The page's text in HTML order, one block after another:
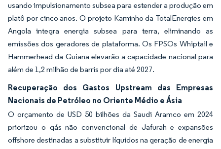
usando impulsionamento subsea para estender a produção em
platô por cinco anos. O projeto Kaminho da TotalEnergies em
Angola integra energia subsea para terra, eliminando as
emissões dos geradores de plataforma. Os FPSOs Whiptail e
Hammerhead da Guiana elevarão a capacidade nacional para
além de 1,2 milhão de barris por dia até 2027.
Recuperação dos Gastos Upstream das Empresas
Nacionais de Petróleo no Oriente Médio e Ásia
O orçamento de USD 50 bilhões da Saudi Aramco em 2024
priorizou o gás não convencional de Jafurah e expansões
offshore destinadas a substituir líquidos na geração de energia